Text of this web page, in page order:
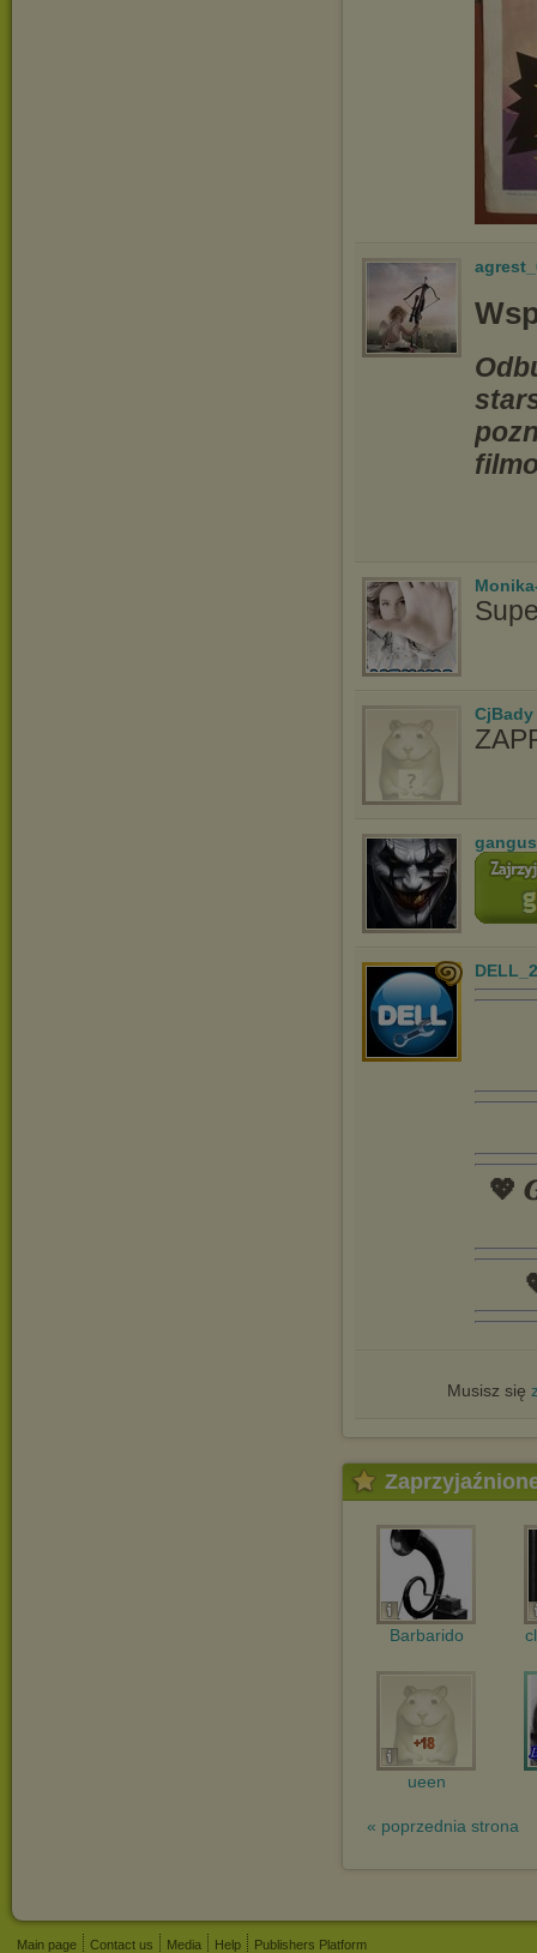
CjBady
💖
Musisz się
Barbarido
ueen
« poprzednia strona
Main page Contact us Media Help Publishers Platform